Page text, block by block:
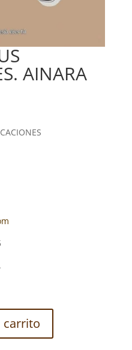
AINARA
carrito